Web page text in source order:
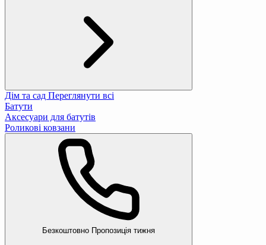
Дім та сад Переглянути всі
Батути
Аксесуари для батутів
Роликові ковзани
Безкоштовно Пропозиція тижня